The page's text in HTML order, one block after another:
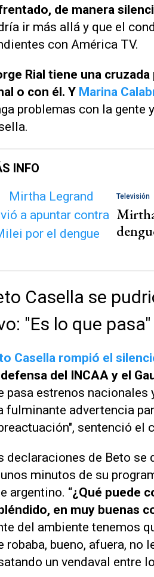
de manera
ir más allá y que el
con América TV.
Rial tiene una
o con él. Y Marina
problemas con la gente
INFO
Televisión
Casella se
"Es lo que pasa"
Casella rompió el
del INCAA y el
pasa estrenos
fulminante advertencia
sentenció el
declaraciones de Beto se
minutos de su
argentino. “¿Qué puede
en muy buenas
del ambiente tenemos
robaba, bueno, afuera, no
un vendaval entre